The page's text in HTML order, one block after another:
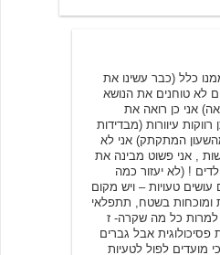
כלל (כבר עשינו את
לא טוחנים את הנושא
אני כן רואה את
עיוורות (מבדידות
המתקתק) אני לא
, אני פשוט מבינה את
! (לא יעזור כמה
טעויות – ויש מקום
ומוכחות בשטח, תתפלאי
למרות כל מה שקרה- ז
אבל גברים
מועדים לפול לטעיות